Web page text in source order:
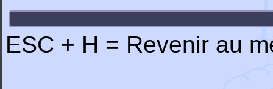
ESC + H = Revenir au